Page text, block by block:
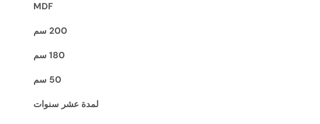
MDF
200 سم
180 سم
50 سم
لمدة عشر سنوات